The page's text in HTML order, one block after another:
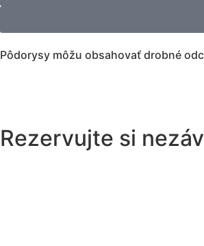
Pôdorysy môžu obsahovať drobné
Rezervujte si